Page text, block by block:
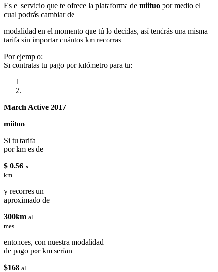
Es el servicio que te ofrece la plataforma de miituo por medio el
cual podrás cambiar de
modalidad en el momento que tú lo decidas, así tendrás una misma
tarifa sin importar cuántos km recorras.
Por ejemplo:
Si contratas tu pago por kilómetro para tu:
March Active 2017
miituo
Si tu tarifa
por km es de
$ 0.56 x
km
y recorres un
aproximado de
300km al
mes
entonces, con nuestra modalidad
de pago por km serían
$168 al